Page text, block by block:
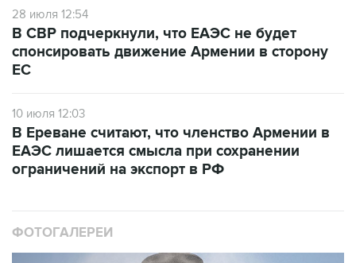
28 июля 12:54
В СВР подчеркнули, что ЕАЭС не будет
спонсировать движение Армении в сторону
ЕС
10 июля 12:03
В Ереване считают, что членство Армении в
ЕАЭС лишается смысла при сохранении
ограничений на экспорт в РФ
ФОТОГАЛЕРЕИ